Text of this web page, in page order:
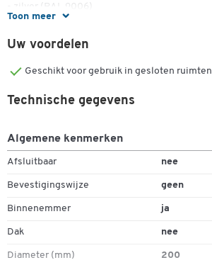
Toon meer
- zilver (RAL 9006)
- roestvrij staal
- antiek-zilver
Uw voordelen
Geschikt voor gebruik in gesloten ruimten
Technische gegevens
Algemene kenmerken
Afsluitbaar nee
Bevestigingswijze geen
Binnenemmer ja
Dak nee
Diameter (mm) 200